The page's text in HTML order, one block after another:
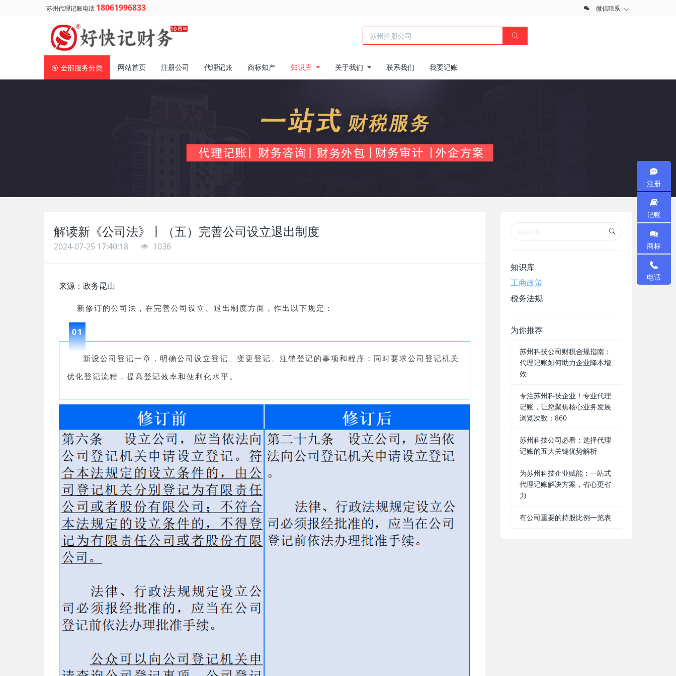
苏州代理记账电话 18061996833 微信联系
全部服务分类 网站首页 注册公司 代理记账 商标知产 知识库 关于我们 联系我们 我要记账
解读新《公司法》丨（五）完善公司设立退出制度
2024-07-25 17:40:18 1036
来源：政务昆山
新修订的公司法，在完善公司设立、退出制度方面，作出以下规定：
01
新设公司登记一章，明确公司设立登记、变更登记、注销登记的事项和程序；同时要求公司登记机关
优化登记流程，提高登记效率和便利化水平。
知识库
工商政策
税务法规
为你推荐
苏州科技公司财税合规指南：
代理记账如何助力企业降本增
效
专注苏州科技企业！专业代理
记账，让您聚焦核心业务发展
浏览次数：860
苏州科技公司必看：选择代理
记账的五大关键优势解析
为苏州科技企业赋能：一站式
代理记账解决方案，省心更省
力
有公司重要的持股比例一览表
注册
记账
商标
电话